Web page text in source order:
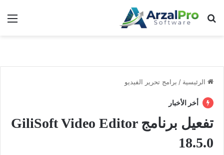
بحث عن
الرئيسية / برامج تحرير الفيديو
أخر الأخبار
تفعيل برنامج GiliSoft Video Editor
18.5.0